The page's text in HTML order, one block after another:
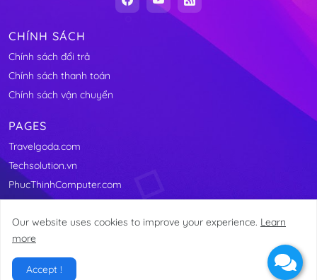
CHÍNH SÁCH
Chính sách đổi trả
Chính sách thanh toán
Chính sách vận chuyển
PAGES
Travelgoda.com
Techsolution.vn
PhucThinhComputer.com
Our website uses cookies to improve your experience. Learn
more
Accept !